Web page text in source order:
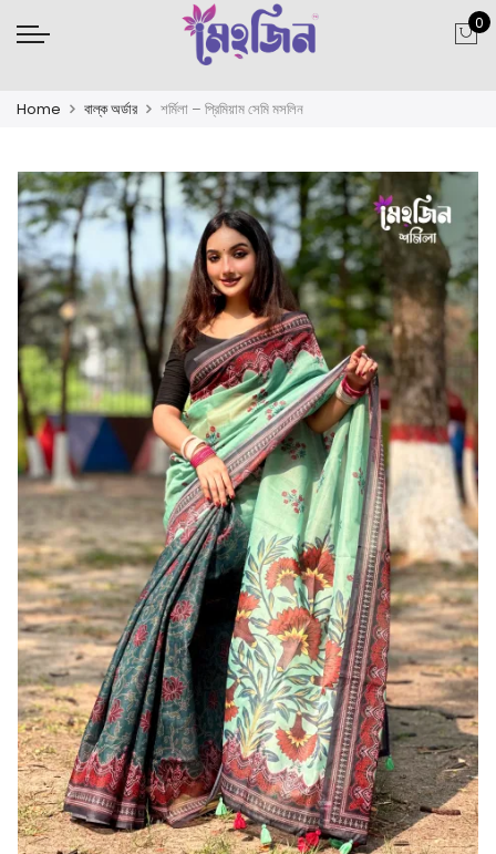
0
Home বাল্ক অর্ডার শর্মিলা – প্রিমিয়াম সেমি মসলিন